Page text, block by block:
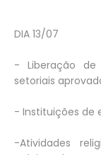
DIA 13/07
- Liberação
setoriais
- Instituições de
-Atividades